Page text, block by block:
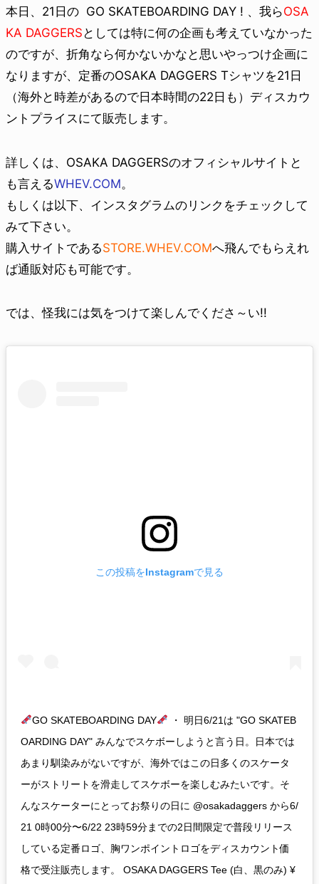
本日、21日の GO SKATEBOARDING DAY ! 、我らOSA
KA DAGGERS としては特に何の企画も考えていなかった
のですが、折角なら何かないかなと思いやっつけ企画に
なりますが、定番のOSAKA DAGGERS Tシャツを21日
（海外と時差があるので日本時間の22日も）ディスカウ
ントプライスにて販売します。
詳しくは、OSAKA DAGGERSのオフィシャルサイトと
も言えるWHEV.COM。
もしくは以下、インスタグラムのリンクをチェックして
みて下さい。
購入サイトであるSTORE.WHEV.COMへ飛んでもらえれ
ば通販対応も可能です。
では、怪我には気をつけて楽しんでくださ～い!!
この投稿をInstagramで見る
GO SKATEBOARDING DAY
・ 明日6/21は "GO SKATEB
OARDING DAY" みんなでスケボーしようと言う日。日本では
あまり馴染みがないですが、海外ではこの日多くのスケータ
ーがストリートを滑走してスケボーを楽しむみたいです。そ
んなスケーターにとってお祭りの日に @osakadaggers から6/
21 0時00分〜6/22 23時59分までの2日間限定で普段リリース
している定番ロゴ、胸ワンポイントロゴをディスカウント価
格で受注販売します。 OSAKA DAGGERS Tee (白、黒のみ) ¥